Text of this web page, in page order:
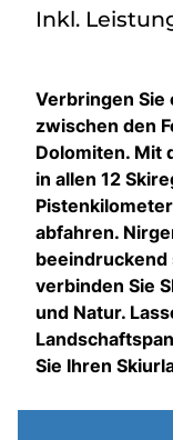
Sie befinden sich
Heimatland
Deutschland
Inkl.
Verbringen Sie
zwischen den
Dolomiten. Mit
in allen 12
abfahren.
beeindruckend
verbinden Sie
und Natur.
Sie Ihren